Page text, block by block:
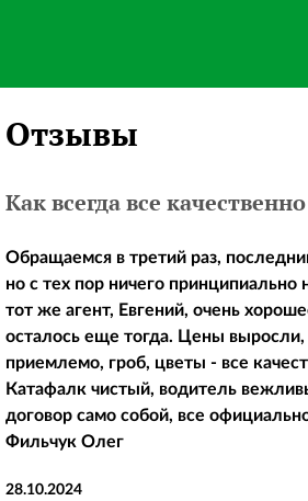
Отзывы
Как всегда все
Обращаемся в третий раз,
но с тех пор ничего
тот же агент, Евгений, очень
осталось еще тогда. Цены выросли,
приемлемо, гроб, цветы - все
Катафалк чистый, водитель
договор само собой, все
Фильчук Олег
28.10.2024